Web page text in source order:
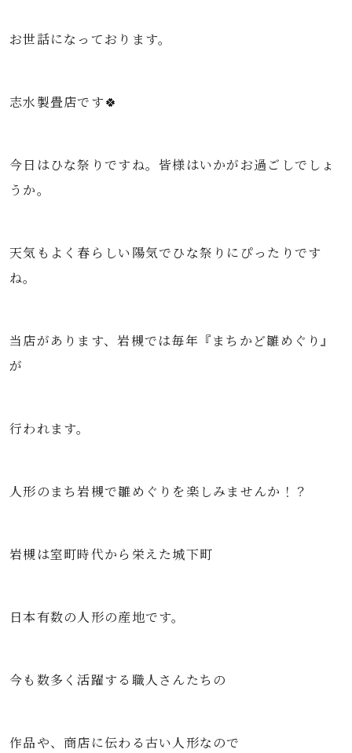
お世話になっております。
志水製畳店です🍀
今日はひな祭りですね。皆様はいかがお過ごしでしょ
うか。
天気もよく春らしい陽気でひな祭りにぴったりです
ね。
当店があります、岩槻では毎年『まちかど雛めぐり』
が
行われます。
人形のまち岩槻で雛めぐりを楽しみませんか！？
岩槻は室町時代から栄えた城下町
日本有数の人形の産地です。
今も数多く活躍する職人さんたちの
作品や、商店に伝わる古い人形なので